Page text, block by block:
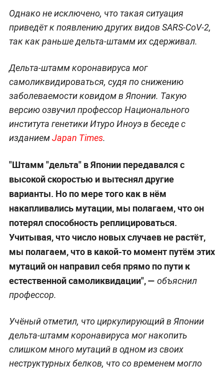
Однако не исключено, что такая ситуация
приведёт к появлению других видов SARS-CoV-2,
так как раньше дельта-штамм их сдерживал.
Дельта-штамм коронавируса мог
самоликвидироваться, судя по снижению
заболеваемости ковидом в Японии. Такую
версию озвучил профессор Национального
института генетики Итуро Иноуэ в беседе с
изданиемJapan Times.
"Штамм "дельта" в Японии передавался с
высокой скоростью и вытеснял другие
варианты. Но по мере того как в нём
накапливались мутации, мы полагаем, что он
потерял способность реплицироваться.
Учитывая, что число новых случаев не растёт,
мы полагаем, что в какой-то момент путём этих
мутаций он направил себя прямо по пути к
естественной самоликвидации", — объяснил
профессор.
Учёный отметил, что циркулирующий в Японии
дельта-штамм коронавируса мог накопить
слишком много мутаций в одном из своих
неструктурных белков, что со временем могло